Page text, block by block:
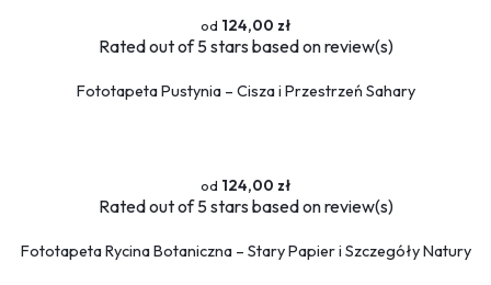
124,00 zł
Ratedout of 5 stars based onreview(s)
Fototapeta Pustynia – Cisza i Przestrzeń Sahary
124,00 zł
Ratedout of 5 stars based onreview(s)
Fototapeta Rycina Botaniczna – Stary Papier i Szczegóły Natury